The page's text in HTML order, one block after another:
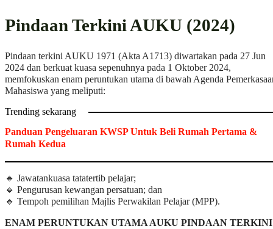
Pindaan Terkini AUKU (2024)
Pindaan terkini AUKU 1971 (Akta A1713) diwartakan pada 27 Jun
2024 dan berkuat kuasa sepenuhnya pada 1 Oktober 2024,
memfokuskan enam peruntukan utama di bawah Agenda
Mahasiswa yang meliputi:
Trending sekarang
Panduan Pengeluaran KWSP Untuk Beli Rumah Pertama &
Rumah Kedua
🔸 Jawatankuasa tatatertib pelajar;
🔸 Pengurusan kewangan persatuan; dan
🔸 Tempoh pemilihan Majlis Perwakilan Pelajar (MPP).
ENAM PERUNTUKAN UTAMA AUKU PINDAAN TERKINI